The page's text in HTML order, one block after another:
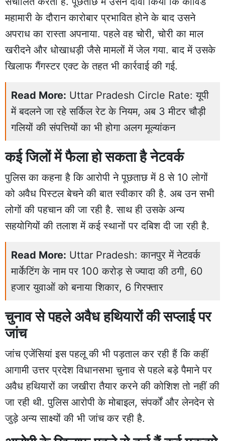
महामारी के दौरान कारोबार प्रभावित होने के बाद उसने
अपराध का रास्ता अपनाया. पहले वह चोरी, चोरी का माल
खरीदने और धोखाधड़ी जैसे मामलों में जेल गया. बाद में उसके
खिलाफ गैंगस्टर एक्ट के तहत भी कार्रवाई की गई.
Read More: Uttar Pradesh Circle Rate: यूपी
में बदलने जा रहे सर्किल रेट के नियम, अब 3 मीटर चौड़ी
गलियों की संपत्तियों का भी होगा अलग मूल्यांकन
कई जिलों में फैला हो सकता है नेटवर्क
पुलिस का कहना है कि आरोपी ने पूछताछ में 8 से 10 लोगों
को अवैध पिस्टल बेचने की बात स्वीकार की है. अब उन सभी
लोगों की पहचान की जा रही है. साथ ही उसके अन्य
सहयोगियों की तलाश में कई स्थानों पर दबिश दी जा रही है.
Read More: Uttar Pradesh: कानपुर में नेटवर्क
मार्केटिंग के नाम पर 100 करोड़ से ज्यादा की ठगी, 60
हजार युवाओं को बनाया शिकार, 6 गिरफ्तार
चुनाव से पहले अवैध हथियारों की सप्लाई पर
जांच
जांच एजेंसियां इस पहलू की भी पड़ताल कर रही हैं कि कहीं
आगामी उत्तर प्रदेश विधानसभा चुनाव से पहले बड़े पैमाने पर
अवैध हथियारों का जखीरा तैयार करने की कोशिश तो नहीं की
जा रही थी. पुलिस आरोपी के मोबाइल, संपर्कों और लेनदेन से
जुड़े अन्य साक्ष्यों की भी जांच कर रही है.